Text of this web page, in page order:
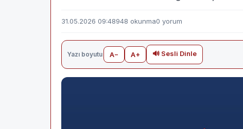
31.05.2026 09:48948 okunma0 yorum
Yazı boyutu A− A+ 🔊 Sesli Dinle